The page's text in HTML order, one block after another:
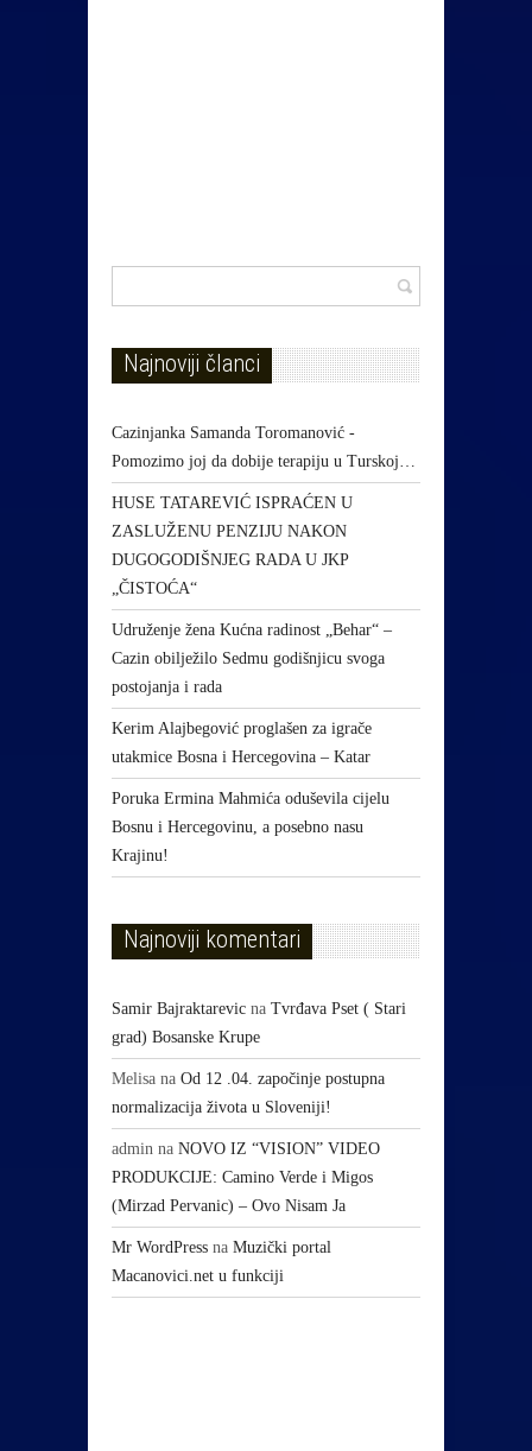
Najnoviji članci
Cazinjanka Samanda Toromanović -
Pomozimo joj da dobije terapiju u Turskoj…
HUSE TATAREVIĆ ISPRAĆEN U
ZASLUŽENU PENZIJU NAKON
DUGOGODIŠNJEG RADA U JKP
„ČISTOĆA“
Udruženje žena Kućna radinost „Behar“ –
Cazin obilježilo Sedmu godišnjicu svoga
postojanja i rada
Kerim Alajbegović proglašen za igrače
utakmice Bosna i Hercegovina – Katar
Poruka Ermina Mahmića oduševila cijelu
Bosnu i Hercegovinu, a posebno nasu
Krajinu!
Najnoviji komentari
Samir Bajraktarevic na Tvrđava Pset ( Stari
grad) Bosanske Krupe
Melisa na Od 12 .04. započinje postupna
normalizacija života u Sloveniji!
admin na NOVO IZ “VISION” VIDEO
PRODUKCIJE: Camino Verde i Migos
(Mirzad Pervanic) – Ovo Nisam Ja
Mr WordPress na Muzički portal
Macanovici.net u funkciji